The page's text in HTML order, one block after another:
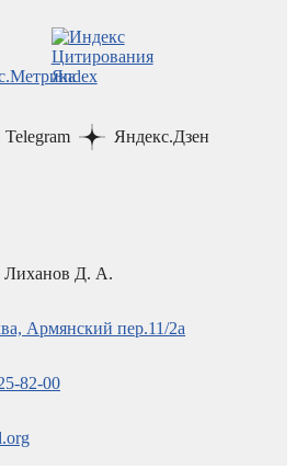
Telegram
Яндекс.Дзен
Лиханов Д. А.
Армянский пер.11/2а
82-00